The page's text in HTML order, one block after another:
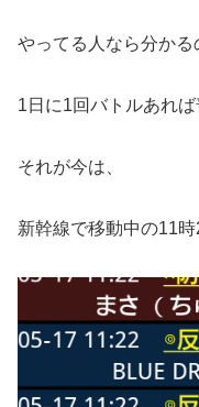
やってる人なら分かる
1日に1回バトルあれば
それが今は、
新幹線で移動中の11時